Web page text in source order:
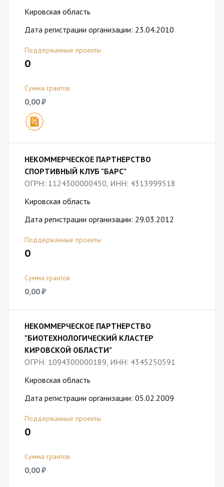
Кировская область
Дата регистрации организации: 23.04.2010
Поддержанные проекты
0
Сумма грантов
0,00 ₽
НЕКОММЕРЧЕСКОЕ ПАРТНЕРСТВО
СПОРТИВНЫЙ КЛУБ "БАРС"
ОГРН: 1124300000450, ИНН: 4313999518
Кировская область
Дата регистрации организации: 29.03.2012
Поддержанные проекты
0
Сумма грантов
0,00 ₽
НЕКОММЕРЧЕСКОЕ ПАРТНЕРСТВО
"БИОТЕХНОЛОГИЧЕСКИЙ КЛАСТЕР
КИРОВСКОЙ ОБЛАСТИ"
ОГРН: 1094300000189, ИНН: 4345250591
Кировская область
Дата регистрации организации: 05.02.2009
Поддержанные проекты
0
Сумма грантов
0,00 ₽